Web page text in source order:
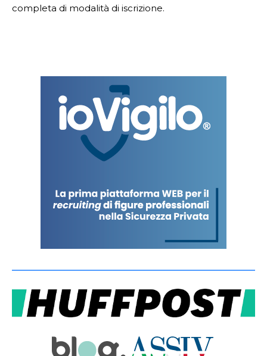
completa di modalità di iscrizione.